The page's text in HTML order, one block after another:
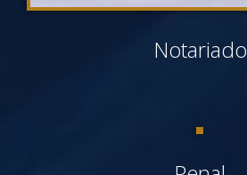
Notariado